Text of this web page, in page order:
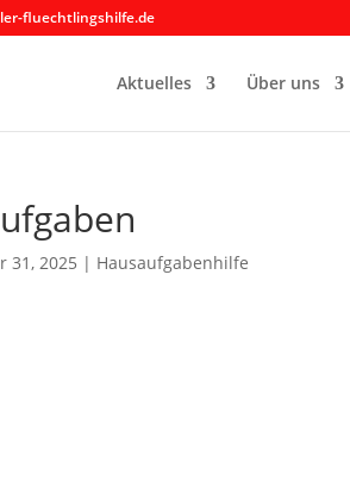
fluechtlingshilfe.de
Aktuelles Über uns
31, 2025 | Hausaufgabenhilfe